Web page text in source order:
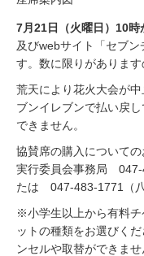
7月21日（火曜日）10時
及びwebサイト「セブ
す。数に限りがあります
荒天により花火大会が
ブンイレブンで払い戻
できません。
協賛席の購入について
実行委員会事務局 047-
たは 047-483-1771（八
※小学生以上から有料チ
ットの種類をお選びく
ンセルや取替ができま